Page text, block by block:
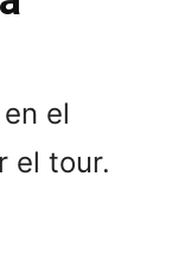
el
el tour.